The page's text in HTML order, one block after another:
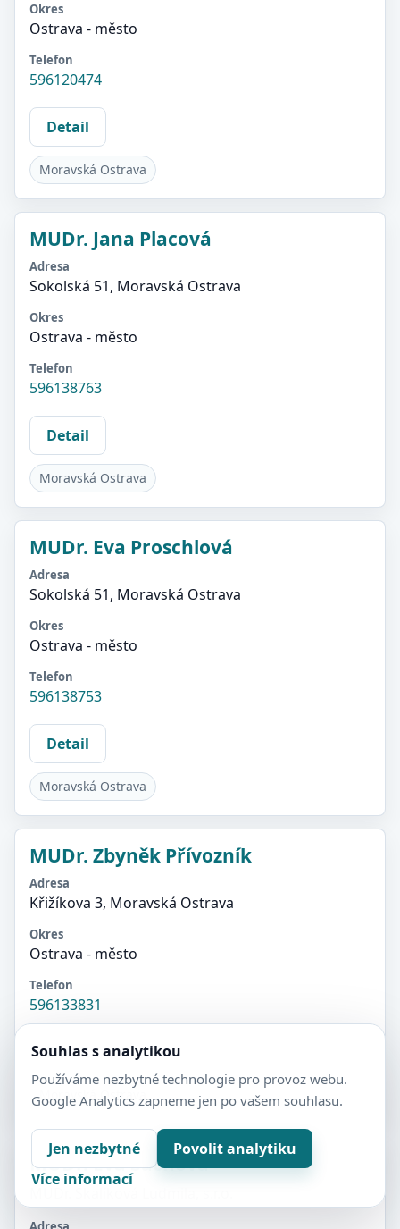
Okres
Ostrava - město
Telefon
596120474
Detail
Moravská Ostrava
MUDr. Jana Placová
Adresa
Sokolská 51, Moravská Ostrava
Okres
Ostrava - město
Telefon
596138763
Detail
Moravská Ostrava
MUDr. Eva Proschlová
Adresa
Sokolská 51, Moravská Ostrava
Okres
Ostrava - město
Telefon
596138753
Detail
Moravská Ostrava
MUDr. Zbyněk Přívozník
Adresa
Křižíkova 3, Moravská Ostrava
Okres
Ostrava - město
Telefon
596133831
Detail
Moravská Ostrava
MUDr. Eva Sachová
Souhlas s analytikou
Používáme nezbytné technologie pro provoz webu.
Google Analytics zapneme jen po vašem souhlasu.
Jen nezbytné
Povolit analytiku
Více informací